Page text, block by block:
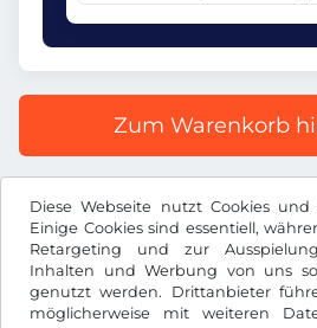
Diese Webseite nutzt Cookies und
Einige Cookies sind essentiell,
Retargeting und zur
Inhalten und Werbung von uns
genutzt werden. Drittanbieter
möglicherweise mit weiteren
Zum Warenkorb
Alle Preise inkl. gesetzlicher MwSt.
FtHUF